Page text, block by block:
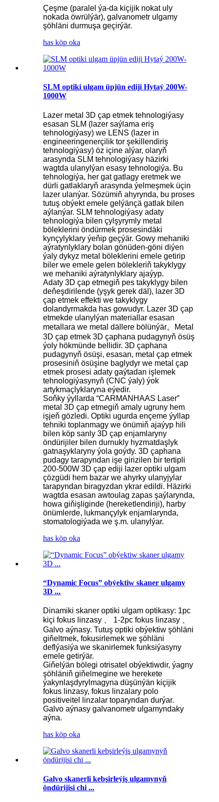
Çeşme (paralel ýa-da kiçijik nokat uly
nokada öwrülýär), galvanometr ulgamy
şöhläni durmuşa geçirýär.
has köp oka
SLM optiki ulgam üpjün ediji Hytaý 200W-
1000W
Lazer metal 3D çap etmek tehnologiýasy
esasan SLM (lazer saýlama eriş
tehnologiýasy) we LENS (lazer in
engineeringenerçilik tor şekillendiriş
tehnologiýasy) öz içine alýar, olaryň
arasynda SLM tehnologiýasy häzirki
wagtda ulanylýan esasy tehnologiýa. Bu
tehnologiýa, her gat gatlagy eretmek we
dürli gatlaklaryň arasynda ýelmeşmek üçin
lazer ulanýar. Sözümiň ahyrynda, bu proses
tutuş obýekt emele gelýänçä gatlak bilen
aýlanýar. SLM tehnologiýasy adaty
tehnologiýa bilen çylşyrymly metal
böleklerini öndürmek prosesindäki
kynçylyklary ýeňip geçýär. Gowy mehaniki
aýratynlyklary bolan gönüden-göni diýen
ýaly dykyz metal böleklerini emele getirip
biler we emele gelen bölekleriň takyklygy
we mehaniki aýratynlyklary ajaýyp.
Adaty 3D çap etmegiň pes takyklygy bilen
deňeşdirilende (yşyk gerek däl), lazer 3D
çap etmek effekti we takyklygy
dolandyrmakda has gowudyr. Lazer 3D çap
etmekde ulanylýan materiallar esasan
metallara we metal dällere bölünýär。Metal
3D çap etmek 3D çaphana pudagynyň ösüş
ýoly hökmünde bellidir. 3D çaphana
pudagynyň ösüşi, esasan, metal çap etmek
prosesiniň ösüşine baglydyr we metal çap
etmek prosesi adaty gaýtadan işlemek
tehnologiýasynyň (CNC ýaly) ýok
artykmaçlyklaryna eýedir.
Soňky ýyllarda “CARMANHAAS Laser”
metal 3D çap etmegiň amaly ugruny hem
işjeň gözledi. Optiki ugurda ençeme ýyllap
tehniki toplanmagy we önümiň ajaýyp hili
bilen köp sanly 3D çap enjamlaryny
öndürijiler bilen durnukly hyzmatdaşlyk
gatnaşyklaryny ýola goýdy. 3D çaphana
pudagy tarapyndan işe girizilen bir tertipli
200-500W 3D çap ediji lazer optiki ulgam
çözgüdi hem bazar we ahyrky ulanyjylar
tarapyndan biragyzdan ykrar edildi. Häzirki
wagtda esasan awtoulag zapas şaýlarynda,
howa giňişliginde (hereketlendiriji), harby
önümlerde, lukmançylyk enjamlarynda,
stomatologiýada we ş.m. ulanylýar.
has köp oka
“Dynamic Focus” obýektiw skaner ulgamy
3D ...
Dinamiki skaner optiki ulgam optikasy: 1pc
kiçi fokus linzasy 、 1-2pc fokus linzasy 、
Galvo aýnasy. Tutuş optiki obýektiw şöhläni
giňeltmek, fokusirlemek we şöhläni
deflýasiýa we skanirlemek funksiýasyny
emele getirýär.
Giňelýän bölegi otrisatel obýektiwdir, ýagny
şöhläniň giňelmegine we herekete
ýakynlaşdyrylmagyna düşünýän kiçijik
fokus linzasy, fokus linzalary polo
positiveitel linzalar toparyndan durýar.
Galvo aýnasy galvanometr ulgamyndaky
aýna.
has köp oka
Galvo skanerli kebşirleýiş ulgamynyň
öndürijisi chi ...